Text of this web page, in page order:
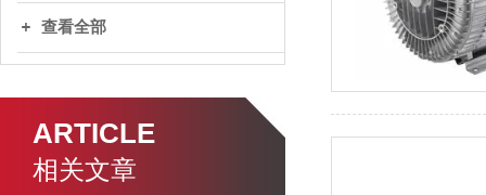
查看全部
ARTICLE
相关文章